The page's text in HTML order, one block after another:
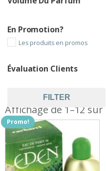
En Promotion?
Les produits en promos
Évaluation Clients
FILTER
Affichage de 1–12
Promo!